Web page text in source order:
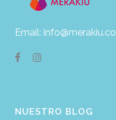
Email:
NUESTRO BLOG